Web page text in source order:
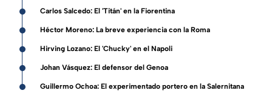
Carlos Salcedo: El 'Titán' en la Fiorentina
Héctor Moreno: La breve experiencia con la Roma
Hirving Lozano: El 'Chucky' en el Napoli
Johan Vásquez: El defensor del Genoa
Guillermo Ochoa: El experimentado portero en la Salernitana